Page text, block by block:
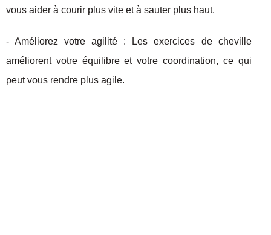
vous aider à courir plus vite et à sauter plus haut.
- Améliorez votre agilité : Les exercices de cheville
améliorent votre équilibre et votre coordination, ce qui
peut vous rendre plus agile.